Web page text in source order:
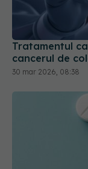
Tratamentul
cancerul de
30 mar 2026, 08:38